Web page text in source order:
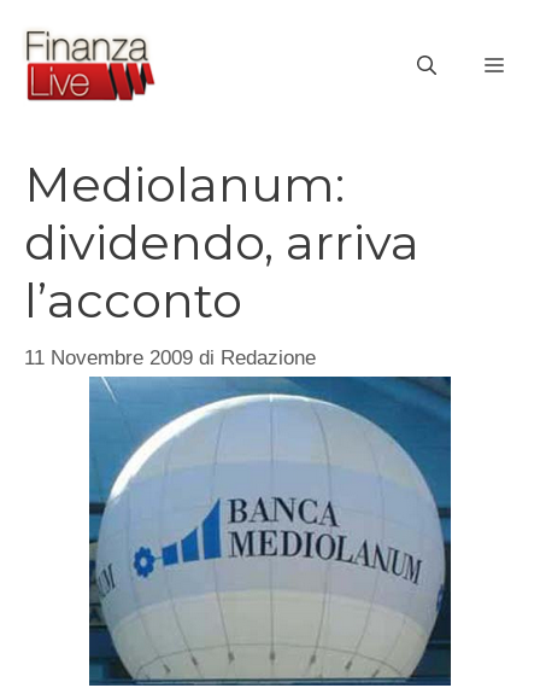
contenuto
Mediolanum:
dividendo, arriva
l’acconto
11 Novembre 2009 di Redazione